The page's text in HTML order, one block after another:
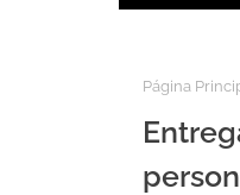
Página